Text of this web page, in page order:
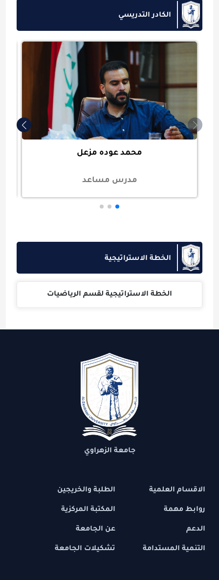
الكادر التدريسي
محمد عوده مزعل
مدرس مساعد
الخطة الاستراتيجية
الخطة الاستراتيجية لقسم الرياضيات
جامعة الزهراوي
الاقسام العلمية
روابط مهمة
الدعم
التنمية المستدامة
الطلبة والخريجين
المكتبة المركزية
عن الجامعة
تشكيلات الجامعة